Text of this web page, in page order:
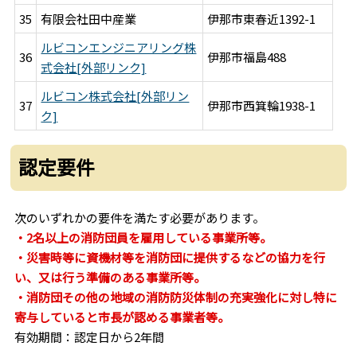
35 有限会社田中産業 伊那市東春近1392-1
36
ルビコンエンジニアリング株
式会社[外部リンク]
伊那市福島488
37
ルビコン株式会社[外部リン
ク]
伊那市西箕輪1938-1
認定要件
次のいずれかの要件を満たす必要があります。
・2名以上の消防団員を雇用している事業所等。
・災害時等に資機材等を消防団に提供するなどの協力を行
い、又は行う準備のある事業所等。
・消防団その他の地域の消防防災体制の充実強化に対し特に
寄与していると市長が認める事業者等。
有効期間：認定日から2年間